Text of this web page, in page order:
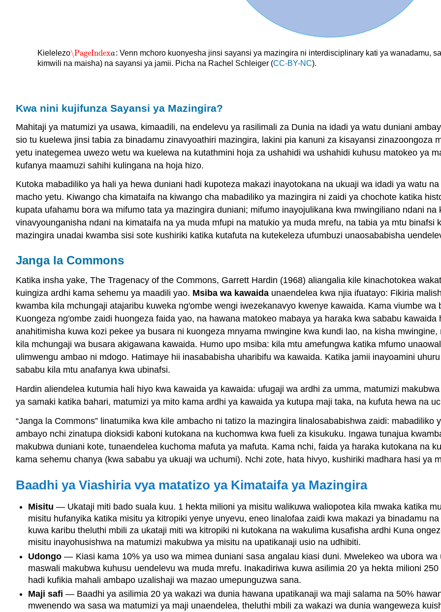
Kielelezo\PageIndexa
\PageIndexa: Venn mchoro kuonyesha jinsi sayansi ya mazingira ni interdisciplinary kati ya wanadamu,
kimwili na maisha) na sayansi ya jamii. Picha na Rachel Schleiger (CC-BY-NC).
Kwa nini kujifunza Sayansi ya Mazingira?
Mahitaji ya matumizi ya usawa, kimaadili, na endelevu ya rasilimali za Dunia na idadi ya watu duniani
sio tu kuelewa jinsi tabia za binadamu zinavyoathiri mazingira, lakini pia kanuni za kisayansi zinazoongoza
yetu inategemea uwezo wetu wa kuelewa na kutathmini hoja za ushahidi wa ushahidi kuhusu matokeo ya
kufanya maamuzi sahihi kulingana na hoja hizo.
Kutoka mabadiliko ya hali ya hewa duniani hadi kupoteza makazi inayotokana na ukuaji wa idadi ya watu
macho yetu. Kiwango cha kimataifa na kiwango cha mabadiliko ya mazingira ni zaidi ya chochote katika
kupata ufahamu bora wa mifumo tata ya mazingira duniani; mifumo inayojulikana kwa mwingiliano ndani
vinavyounganisha ndani na kimataifa na ya muda mfupi na matukio ya muda mrefu, na tabia ya mtu binafsi
mazingira unadai kwamba sisi sote kushiriki katika kutafuta na kutekeleza ufumbuzi unaosababisha
Janga la Commons
Katika insha yake, The Tragenacy of the Commons, Garrett Hardin (1968) aliangalia kile kinachotokea
kuingiza ardhi kama sehemu ya maadili yao. Msiba wa kawaida unaendelea kwa njia ifuatayo: Fikiria
kwamba kila mchungaji atajaribu kuweka ng'ombe wengi iwezekanavyo kwenye kawaida. Kama viumbe
Kuongeza ng'ombe zaidi huongeza faida yao, na hawana matokeo mabaya ya haraka kwa sababu
anahitimisha kuwa kozi pekee ya busara ni kuongeza mnyama mwingine kwa kundi lao, na kisha
kila mchungaji wa busara akigawana kawaida. Humo upo msiba: kila mtu amefungwa katika mfumo
ulimwengu ambao ni mdogo. Hatimaye hii inasababisha uharibifu wa kawaida. Katika jamii inayoamini
sababu kila mtu anafanya kwa ubinafsi.
Hardin aliendelea kutumia hali hiyo kwa kawaida ya kawaida: ufugaji wa ardhi za umma, matumizi
ya samaki katika bahari, matumizi ya mito kama ardhi ya kawaida ya kutupa maji taka, na kufuta hewa na
“Janga la Commons” linatumika kwa kile ambacho ni tatizo la mazingira linalosababishwa zaidi:
ambayo nchi zinatupa dioksidi kaboni kutokana na kuchomwa kwa fueli za kisukuku. Ingawa tunajua
makubwa duniani kote, tunaendelea kuchoma mafuta ya mafuta. Kama nchi, faida ya haraka kutokana na
kama sehemu chanya (kwa sababu ya ukuaji wa uchumi). Nchi zote, hata hivyo, kushiriki madhara hasi ya
Baadhi ya Viashiria vya matatizo ya Kimataifa ya Mazingira
Misitu — Ukataji miti bado suala kuu. 1 hekta milioni ya misitu walikuwa waliopotea kila mwaka katika
misitu hufanyika katika misitu ya kitropiki yenye unyevu, eneo linalofaa zaidi kwa makazi ya binadamu
kuwa karibu theluthi mbili za ukataji miti wa kitropiki ni kutokana na wakulima kusafisha ardhi Kuna
misitu inayohusishwa na matumizi makubwa ya misitu na upatikanaji usio na udhibiti.
Udongo— Kiasi kama 10% ya uso wa mimea duniani sasa angalau kiasi duni. Mwelekeo wa ubora
maswali makubwa kuhusu uendelevu wa muda mrefu. Inakadiriwa kuwa asilimia 20 ya hekta milioni
hadi kufikia mahali ambapo uzalishaji wa mazao umepunguzwa sana.
Maji safi — Baadhi ya asilimia 20 ya wakazi wa dunia hawana upatikanaji wa maji salama na 50%
mwenendo wa sasa wa matumizi ya maji unaendelea, theluthi mbili za wakazi wa dunia wangeweza